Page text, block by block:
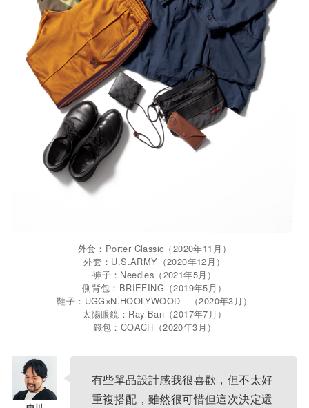
外套：Porter Classic（2020年11月）
外套：U.S.ARMY（2020年12月）
褲子：Needles（2021年5月）
側背包：BRIEFING（2019年5月）
鞋子：UGG×N.HOOLYWOOD （2020年3月）
太陽眼鏡：Ray Ban（2017年7月）
錢包：COACH（2020年3月）
有些單品設計感我很喜歡，但不太好
重複搭配，雖然很可惜但這次決定還